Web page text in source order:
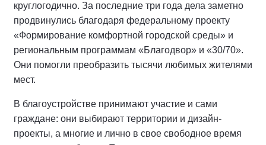
круглогодично. За последние три года дела заметно
продвинулись благодаря федеральному проекту
«Формирование комфортной городской среды» и
региональным программам «Благодвор» и «30/70».
Они помогли преобразить тысячи любимых жителями
мест.
В благоустройстве принимают участие и сами
граждане: они выбирают территории и дизайн-
проекты, а многие и лично в свое свободное время